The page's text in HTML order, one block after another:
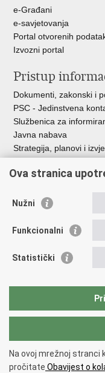
e-Građani
e-savjetovanja
Portal otvorenih
Izvozni portal
Pristup
Dokumenti, zakonski i
PSC - Jedinstvena
Službenica za
Javna nabava
Strategija, planovi i
Korisne
Vlada RH
ASOO
CARNET
Copyright © 2026
Ova stranica
Nužni
Funkcionalni
Statistički
Na ovoj mrežnoj stranci
pročitate Obavijest o